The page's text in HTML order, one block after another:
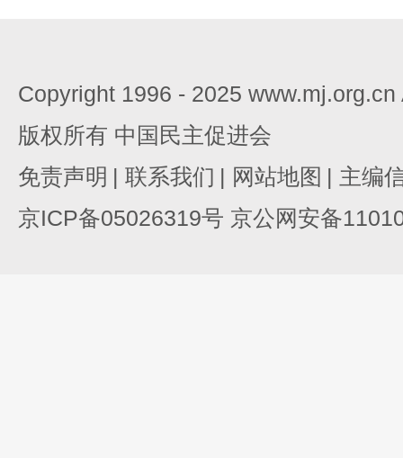
Copyright 1996 - 2025
版权所有 中国民主促进会
免责声明 | 联系我们 | 网站地图 | 主编
京ICP备05026319号 京公网安备